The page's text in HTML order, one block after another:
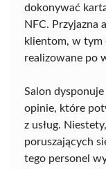
dokonywać
NFC. Przyjazna
klientom, w tym
realizowane po
Salon
opinie, które
z usług.
poruszających
tego personel